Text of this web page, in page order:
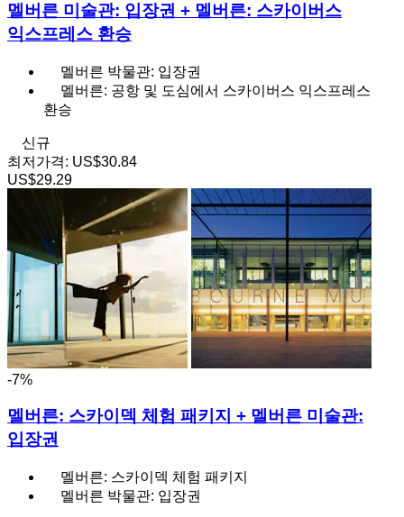
멜버른 미술관: 입장권 + 멜버른: 스카이버스
익스프레스 환승
멜버른 박물관: 입장권
멜버른: 공항 및 도심에서 스카이버스 익스프레스
환승
신규
최저가격: US$30.84
US$29.29
-7%
멜버른: 스카이덱 체험 패키지 + 멜버른 미술관:
입장권
멜버른: 스카이덱 체험 패키지
멜버른 박물관: 입장권